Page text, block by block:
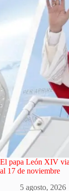
El papa León XIV
al 17 de noviembre
5 agosto, 2026